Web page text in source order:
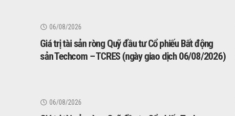
06/08/2026
Giá trị tài sản ròng Quỹ đầu tư Cổ phiếu Bất động
sản Techcom – TCRES (ngày giao dịch 06/08/2026)
06/08/2026